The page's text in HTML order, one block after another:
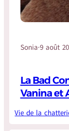
Sonia·9 août
La Bad
Vanina et
Vie de la